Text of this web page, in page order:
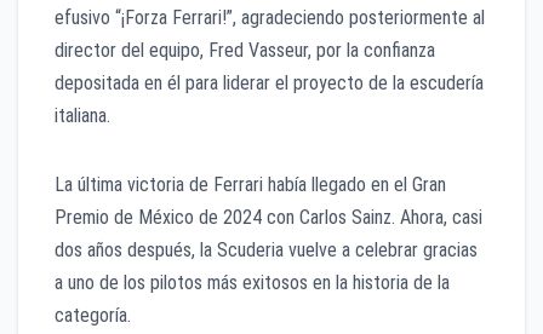
efusivo “¡Forza Ferrari!”, agradeciendo posteriormente al
director del equipo, Fred Vasseur, por la confianza
depositada en él para liderar el proyecto de la escudería
italiana.
La última victoria de Ferrari había llegado en el Gran
Premio de México de 2024 con Carlos Sainz. Ahora, casi
dos años después, la Scuderia vuelve a celebrar gracias
a uno de los pilotos más exitosos en la historia de la
categoría.